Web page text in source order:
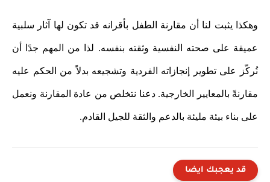
وهكذا يثبت لنا أن مقارنة الطفل بأقرانه قد تكون لها آثار سلبية
عميقة على صحته النفسية وثقته بنفسه. لذا من المهم جدًا أن
نُركّز على تطوير إنجازاته الفردية وتشجيعه بدلاً من الحكم عليه
مقارنةً بالمعايير الخارجية. دعنا نتخلص من عادة المقارنة ونعمل
على بناء بيئة مليئة بالدعم والثقة للجيل القادم.
قد يعجبك ايضا